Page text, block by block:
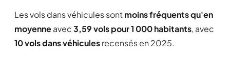
Les vols dans véhicules sontmoins fréquents qu'en
moyenneavec3,59 vols pour 1 000 habitants, avec
10 vols dans véhiculesrecensés en 2025.